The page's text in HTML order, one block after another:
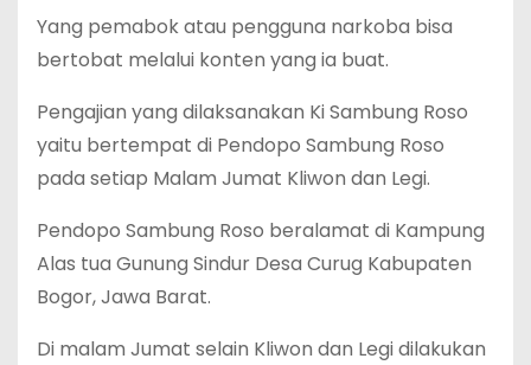
Yang pemabok atau pengguna narkoba bisa
bertobat melalui konten yang ia buat.
Pengajian yang dilaksanakan Ki Sambung Roso
yaitu bertempat di Pendopo Sambung Roso
pada setiap Malam Jumat Kliwon dan Legi.
Pendopo Sambung Roso beralamat di Kampung
Alas tua Gunung Sindur Desa Curug Kabupaten
Bogor, Jawa Barat.
Di malam Jumat selain Kliwon dan Legi dilakukan